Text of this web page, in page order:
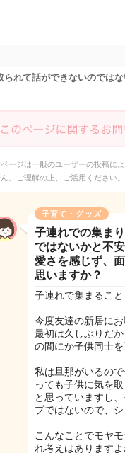
れて話ができないのでは
ージは一般のユーザーの投稿に
ん。ご理解の上、ご活用ください。
子育て・グッズ
子連れでの集ま
ではないかと不
愛さを感じず、
思いますか？
子連れで集まるこ
今度友達の新居にお
最初は久しぶりだ
の間にか子供同士
私は旦那がいるの
っても子供に気を
と思っていますし
プではないので、シ
こんなことでモヤ
れ考えはありますよ